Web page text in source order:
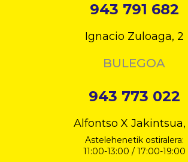
943 791 682
Ignacio Zuloaga, 2
BULEGOA
943 773 022
Alfontso X Jakintsua,
Astelehenetik ostiralera:
11:00-13:00 / 17:00-19:00